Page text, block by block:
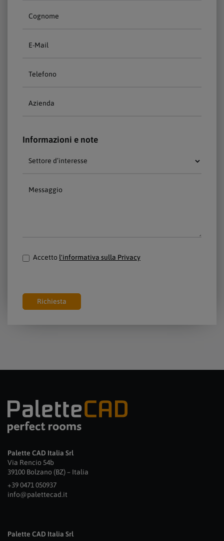
Cognome
E-Mail
Telefono
Azienda
Informazioni e note
Settore d’interesse
Messaggio
Accetto l'informativa sulla Privacy
Richiesta
Palette CAD Italia Srl
Via Rencio 54b
39100 Bolzano (BZ) – Italia
+39 0471 050937
info@palettecad.it
Pa­let­te ­CAD Ita­lia Srl